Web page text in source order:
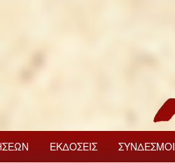
ΕΚΔΟΣΕΙΣ ΣΥΝΔΕΣΜΟΙ